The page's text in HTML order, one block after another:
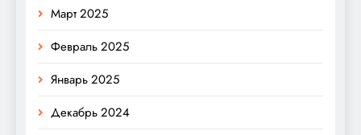
Март 2025
Февраль 2025
Январь 2025
Декабрь 2024